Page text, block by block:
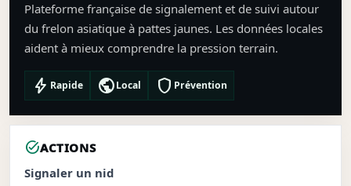
Plateforme française de signalement et de suivi autour
du frelon asiatique à pattes jaunes. Les données locales
aident à mieux comprendre la pression terrain.
bolt Rapide publicLocal shield Prévention
task_altACTIONS
Signaler un nid